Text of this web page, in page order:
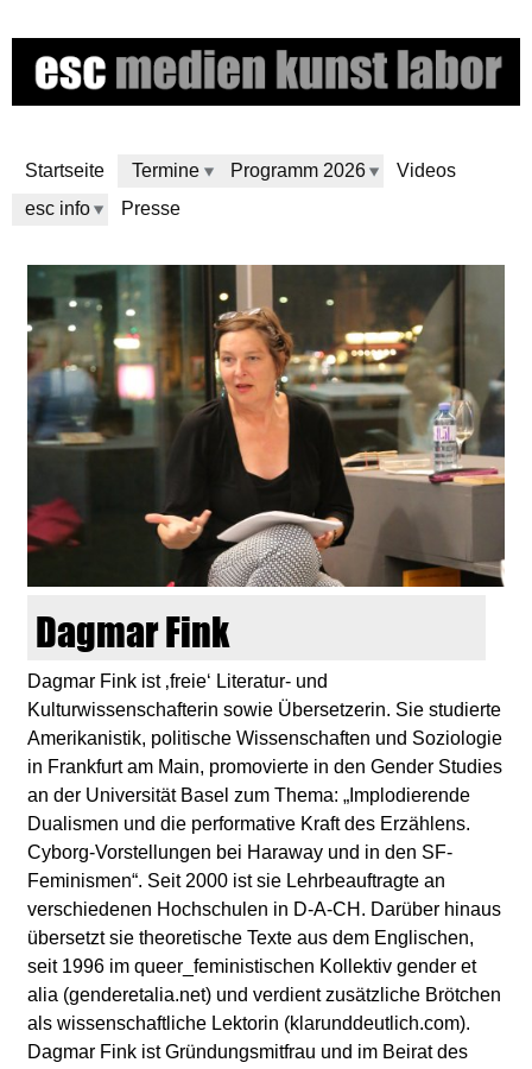
to
main
Startseite
Termine Programm 2026
Videos
esc info
Presse
e
s
c
m
e
d
e
n
k
u
n
s
Dagmar Fink
Dagmar Fink ist ‚freie‘ Literatur- und
Kulturwissenschafterin sowie Übersetzerin. Sie studierte
Amerikanistik, politische Wissenschaften und Soziologie
in Frankfurt am Main, promovierte in den Gender Studies
an der Universität Basel zum Thema: „Implodierende
Dualismen und die performative Kraft des Erzählens.
Cyborg-Vorstellungen bei Haraway und in den SF-
Feminismen“. Seit 2000 ist sie Lehrbeauftragte an
verschiedenen Hochschulen in D-A-CH. Darüber hinaus
übersetzt sie theoretische Texte aus dem Englischen,
seit 1996 im queer_feministischen Kollektiv gender et
alia (genderetalia.net) und verdient zusätzliche Brötchen
als wissenschaftliche Lektorin (klarunddeutlich.com).
Dagmar Fink ist Gründungsmitfrau und im Beirat des